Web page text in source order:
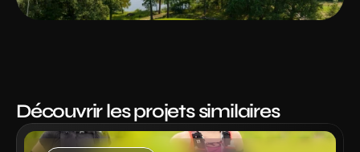
Découvrir les projets similaires